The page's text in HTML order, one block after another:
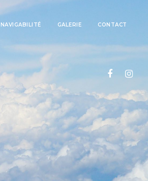
NAVIGABILITÉ GALERIE CONTACT